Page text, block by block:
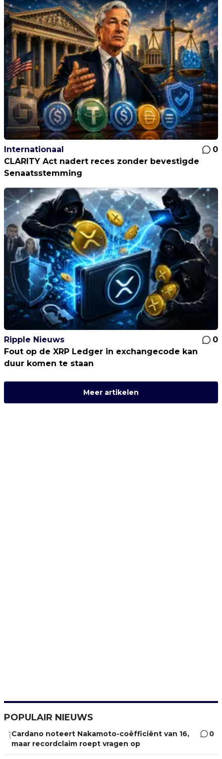
Internationaal
0
CLARITY Act nadert reces zonder bevestigde
Senaatsstemming
Ripple Nieuws
0
Fout op de XRP Ledger in exchangecode kan
duur komen te staan
Meer artikelen
POPULAIR NIEUWS
1Cardano noteert Nakamoto-coëfficiënt van 16,
maar recordclaim roept vragen op
0